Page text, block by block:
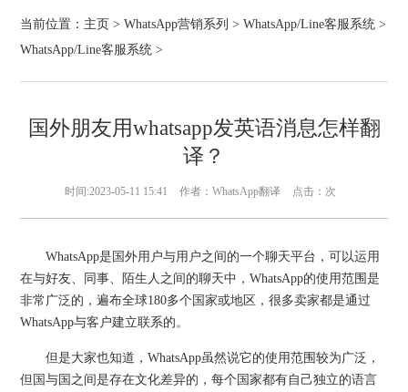
当前位置： 主页 >WhatsApp营销系列 >WhatsApp/Line客服系统 >
WhatsApp/Line客服系统 >
国外朋友用whatsapp发英语消息怎样翻
译？
时间:2023-05-11 15:41 作者：WhatsApp翻译 点击： 次
WhatsApp是国外用户与用户之间的一个聊天平台，可以运用
在与好友、同事、陌生人之间的聊天中，WhatsApp的使用范围是
非常广泛的，遍布全球180多个国家或地区，很多卖家都是通过
WhatsApp与客户建立联系的。
但是大家也知道，WhatsApp虽然说它的使用范围较为广泛，
但国与国之间是存在文化差异的，每个国家都有自己独立的语言